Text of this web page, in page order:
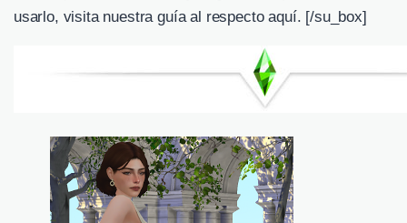
usarlo, visita nuestra guía al respecto aquí. [/su_box]